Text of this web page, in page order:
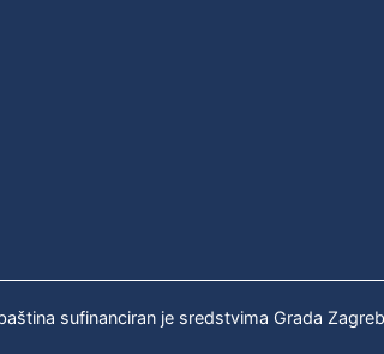
sufinanciran je sredstvima Grada